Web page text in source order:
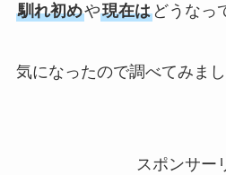
馴れ初めや現在はどうなっ
気になったので調べてみまし
スポンサー